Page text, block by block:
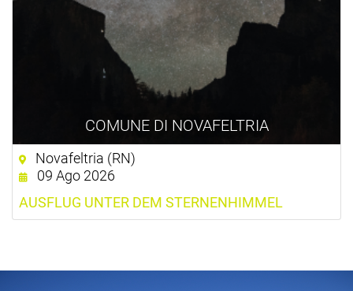
COMUNE DI NOVAFELTRIA
Novafeltria (RN)
09 Ago 2026
AUSFLUG UNTER DEM STERNENHIMMEL